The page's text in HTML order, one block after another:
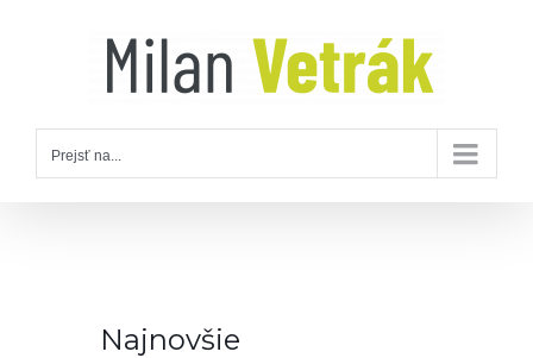
Prejsť na...
Najnovšie